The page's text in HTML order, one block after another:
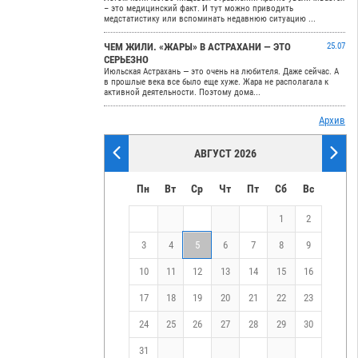
– это медицинский факт. И тут можно приводить
медстатистику или вспоминать недавнюю ситуацию ...
ЧЕМ ЖИЛИ. «ЖАРЫ» В АСТРАХАНИ — ЭТО
СЕРЬЕЗНО
25.07
Июльская Астрахань — это очень на любителя. Даже сейчас. А
в прошлые века все было еще хуже. Жара не располагала к
активной деятельности. Поэтому дома...
Архив
АВГУСТ 2026
Пн Вт Ср Чт Пт Сб Вс
1 2
3 4 5 6 7 8 9
10 11 12 13 14 15 16
17 18 19 20 21 22 23
24 25 26 27 28 29 30
31